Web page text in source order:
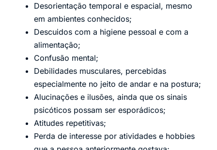
Desorientação temporal e espacial, mesmo
em ambientes conhecidos;
Descuidos com a higiene pessoal e com a
alimentação;
Confusão mental;
Debilidades musculares, percebidas
especialmente no jeito de andar e na postura;
Alucinações e ilusões, ainda que os sinais
psicóticos possam ser esporádicos;
Atitudes repetitivas;
Perda de interesse por atividades e hobbies